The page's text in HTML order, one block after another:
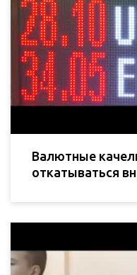
Валютные
откатываться